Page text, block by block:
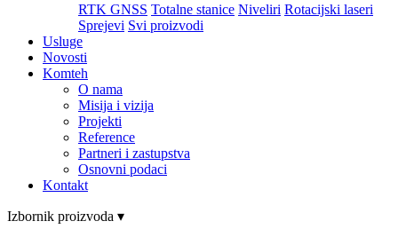
RTK GNSS Totalne stanice Niveliri Rotacijski laseri
Sprejevi Svi proizvodi
Usluge
Novosti
Komteh
O nama
Misija i vizija
Projekti
Reference
Partneri i zastupstva
Osnovni podaci
Kontakt
Izbornik proizvoda ▾